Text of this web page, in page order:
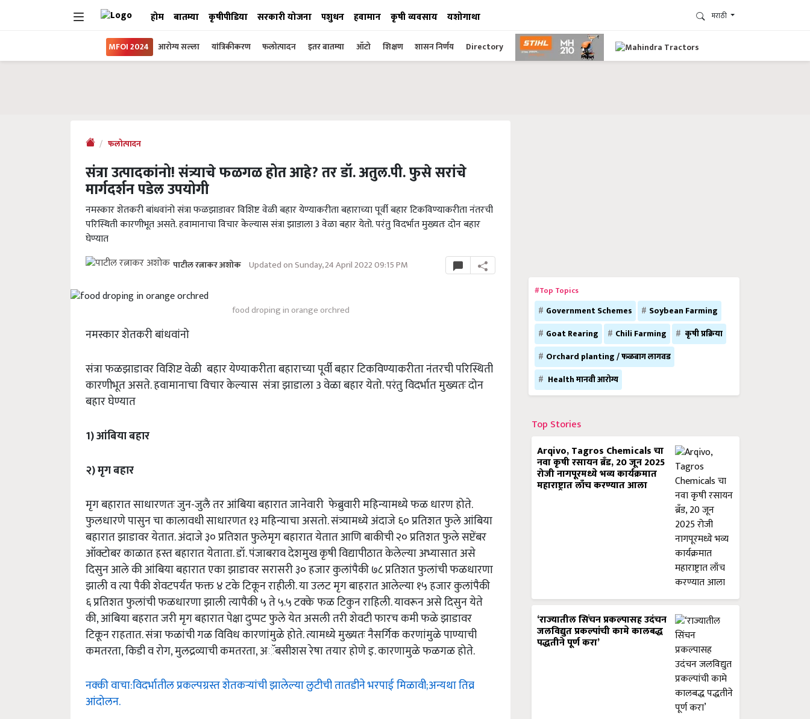
होम बातम्या कृषीपीडिया सरकारी योजना पशुधन हवामान कृषी व्यवसाय यशोगाथा मराठी
MFOI 2024 आरोग्य सल्ला यांत्रिकीकरण फलोत्पादन इतर बातम्या ऑटो शिक्षण शासन निर्णय Directory
फलोत्पादन
संत्रा उत्पादकांनो! संत्र्याचे फळगळ होत आहे? तर डॉ. अतुल.पी. फुसे सरांचे
मार्गदर्शन पडेल उपयोगी
नमस्कार शेतकरी बांधवांनो संत्रा फळझाडावर विशिष्ट वेळी बहार येण्याकरीता बहाराच्या पूर्वी बहार टिकविण्याकरीता नंतरची
परिस्थिती कारणीभूत असते. हवामानाचा विचार केल्यास संत्रा झाडाला 3 वेळा बहार येतो. परंतु विदर्भात मुख्यतः दोन बहार
घेण्यात
पाटील रत्नाकर अशोक Updated on Sunday, 24 April 2022 09:15 PM
food droping in orange orchred
नमस्कार शेतकरी बांधवांनो
संत्रा फळझाडावर विशिष्ट वेळी बहार येण्याकरीता बहाराच्या पूर्वी बहार टिकविण्याकरीता नंतरची परिस्थिती
कारणीभूत असते. हवामानाचा विचार केल्यास संत्रा झाडाला 3 वेळा बहार येतो. परंतु विदर्भात मुख्यतः दोन
बहार घेण्यात
1) आंबिया बहार
२) मृग बहार
मृग बहारात साधारणतः जुन-जुलै तर आंबिया बहारात जानेवारी फेब्रुवारी महिन्यामध्ये फळ धारण होते.
फुलधारणे पासुन चा कालावधी साधारणत १३ महिन्याचा असतो. संत्र्यामध्ये अंदाजे ६० प्रतिशत फुले आंबिया
बहारात झाडावर येतात. अंदाजे ३० प्रतिशत फुलेमृग बहारात येतात आणि बाकीची २० प्रतिशत फुले सप्टेंबर
ऑक्टोबर काळात हस्त बहारात येताता. डॉ. पंजाबराव देशमुख कृषी विद्यापीठात केलेल्या अभ्यासात असे
दिसुन आले की आंबिया बहारात एका झाडावर सरासरी ३० हजार कुलांपैकी ७८ प्रतिशत फुलांची फळधारणा
झाली व त्या पैकी शेवटपर्यंत फक्त ४ टके टिकून राहीली. या उलट मृग बाहरात आलेल्या १५ हजार कुलांपैकी
६ प्रतिशत फुलांची फळधारणा झाली त्यापैकी ५ ते ५.५ टक्के फळ टिकुन राहिली. यावरून असे दिसुन येते
की, आंबिया बहरात जरी मृग बहारात पेक्षा दुप्पट फुले येत असली तरी शेवटी फारच कमी फळे झाडावर
टिकून राहतात. संत्रा फळांची गळ विविध कारणांमुळे होते. त्यामध्ये मुख्यतः नैसर्गिक करणांमुळे पाण्याची
कमतरता, किडी व रोग, मुलद्रव्याची कमतरता, अॅबसीशस रेषा तयार होणे इ. कारणामुळे फळगळ होते.
नक्की वाचा:विदर्भातील प्रकल्पग्रस्त शेतकऱ्यांची झालेल्या लुटीची तातडीने भरपाई मिळावी;अन्यथा तिव्र
आंदोलन.
#Top Topics
Government Schemes
Soybean Farming
Goat Rearing
Chili Farming
कृषी प्रक्रिया
Orchard planting / फळबाग लागवड
Health मानवी आरोग्य
Top Stories
Arqivo, Tagros Chemicals चा
नवा कृषी रसायन ब्रँड, 20 जून 2025
रोजी नागपूरमध्ये भव्य कार्यक्रमात
महाराष्ट्रात लाँच करण्यात आला
‘राज्यातील सिंचन प्रकल्पासह उदंचन
जलविद्युत प्रकल्पांची कामे कालबद्ध
पद्धतीने पूर्ण करा’